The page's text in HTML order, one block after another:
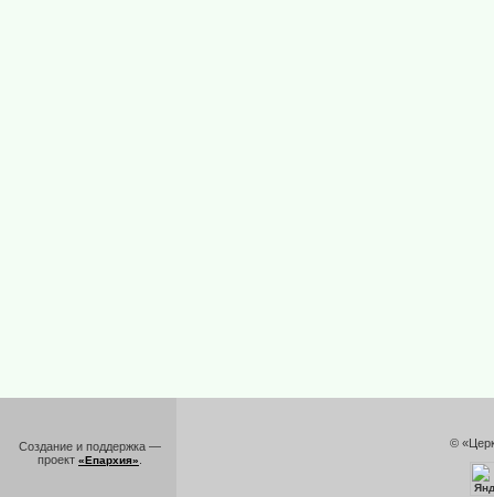
Создание и поддержка —
проект «Епархия»
©